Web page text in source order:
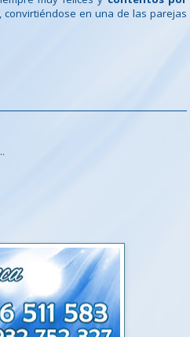
, convirtiéndose en una de las parejas